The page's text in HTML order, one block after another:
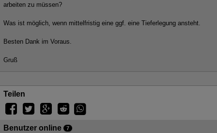
arbeiten zu müssen?
Was ist möglich, wenn mittelfristig eine ggf. eine Tieferlegung ansteht.
Besten Dank im Voraus.
Gruß
Teilen
Benutzer online 7